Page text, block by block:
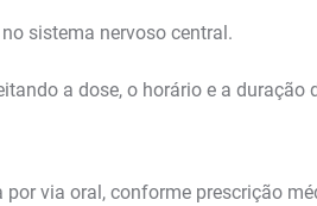
sistema nervoso central.
a dose, o horário e a duração
via oral, conforme prescrição